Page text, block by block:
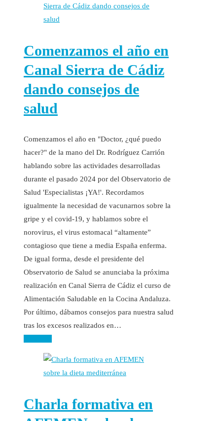
Comenzamos el año en
Canal Sierra de Cádiz
dando consejos de
salud
Comenzamos el año en "Doctor, ¿qué puedo
hacer?" de la mano del Dr. Rodríguez Carrión
hablando sobre las actividades desarrolladas
durante el pasado 2024 por del Observatorio de
Salud 'Especialistas ¡YA!'. Recordamos
igualmente la necesidad de vacunarnos sobre la
gripe y el covid-19, y hablamos sobre el
norovirus, el virus estomacal “altamente”
contagioso que tiene a media España enferma.
De igual forma, desde el presidente del
Observatorio de Salud se anunciaba la próxima
realización en Canal Sierra de Cádiz el curso de
Alimentación Saludable en la Cocina Andaluza.
Por último, dábamos consejos para nuestra salud
tras los excesos realizados en…
Charla formativa en